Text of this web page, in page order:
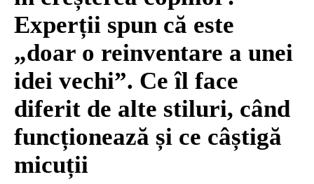
Experții spun că este
„doar o reinventare a unei
idei vechi”. Ce îl face
diferit de alte stiluri, când
funcționează și ce câștigă
micuții